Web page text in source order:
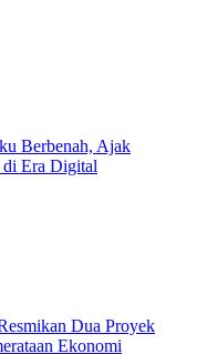
Berbenah, Ajak
Era Digital
Dua Proyek
Ekonomi